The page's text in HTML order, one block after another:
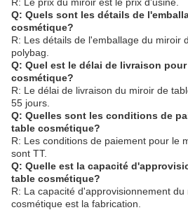
Q: Quels sont les détails de
cosmétique?
R: Les détails de l'emballage du miroir
polybag.
Q: Quel est le délai de livraison
cosmétique?
R: Le délai de livraison du miroir de
55 jours.
Q: Quelles sont les conditions de
table cosmétique?
R: Les conditions de paiement pour le
sont TT.
Q: Quelle est la capacité
table cosmétique?
R: La capacité d'approvisionnement
cosmétique est la fabrication.